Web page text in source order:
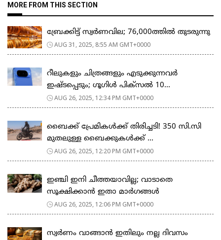
MORE FROM THIS SECTION
ബ്രേക്കിട്ട് സ്വർണവില; 76,000ത്തിൽ തുടരുന്നു
AUG 31, 2025, 8:55 AM GMT+0000
റീലുകളും ചിത്രങ്ങളും എടുക്കുന്നവർ
ഇഷ്ടപ്പെടും; ഗൂഗിള്‍ പിക്‌സല്‍ 10...
AUG 26, 2025, 12:34 PM GMT+0000
ബൈക്ക് പ്രേമികള്‍ക്ക് തിരിച്ചടി! 350 സി.സി
മുതലുള്ള ബൈക്കുകള്‍ക്ക് ...
AUG 26, 2025, 12:20 PM GMT+0000
ഇഞ്ചി ഇനി ചീത്തയാവില്ല; വാടാതെ
സൂക്ഷിക്കാൻ ഇതാ മാർഗങ്ങൾ
AUG 26, 2025, 12:06 PM GMT+0000
സ്വർണം വാങ്ങാൻ ഇതിലും നല്ല ദിവസം